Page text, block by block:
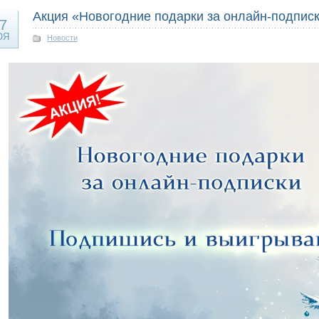
Акция «Новогодние подарки за онлайн-
Новости